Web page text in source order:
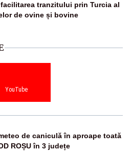
tranzitului prin Turcia al
de ovine și bovine
YouTube
de caniculă în aproape toată
ROȘU în 3 județe